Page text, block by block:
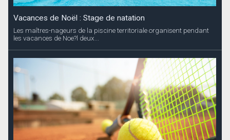
Vacances de Noël : Stage de natation
Les maîtres-nageurs de la piscine territoriale organisent pendant
les vacances de Noe?l deux...